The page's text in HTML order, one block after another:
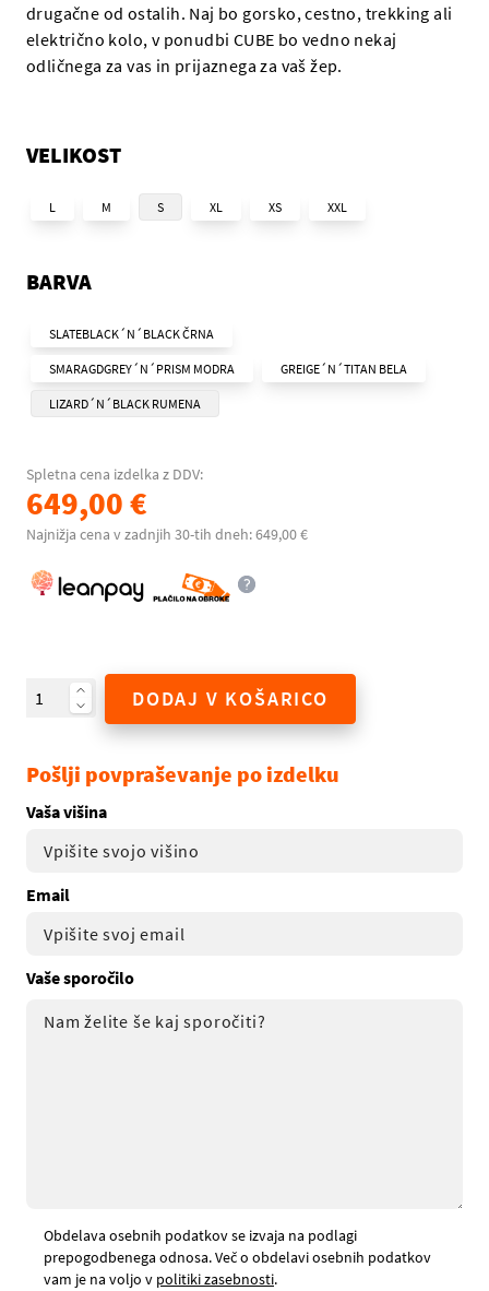
drugačne od ostalih. Naj bo gorsko, cestno, trekking ali
električno kolo, v ponudbi CUBE bo vedno nekaj
odličnega za vas in prijaznega za vaš žep.
VELIKOST
L M S XL XS XXL
BARVA
SLATEBLACK´N´BLACK ČRNA
SMARAGDGREY´N´PRISM MODRA GREIGE´N´TITAN BELA
LIZARD´N´BLACK RUMENA
Spletna cena izdelka z DDV:
649,00 €
Najnižja cena v zadnjih 30-tih dneh: 649,00 €
DODAJ V KOŠARICO
Pošlji povpraševanje po izdelku
Vaša višina
Email
Vaše sporočilo
Obdelava osebnih podatkov se izvaja na podlagi
prepogodbenega odnosa. Več o obdelavi osebnih podatkov
vam je na voljo v politiki zasebnosti.